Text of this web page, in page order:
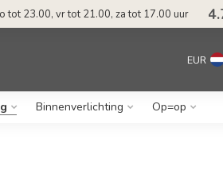
tot 23.00, vr tot 21.00, za tot 17.00 uur
EUR
Binnenverlichting Op=op